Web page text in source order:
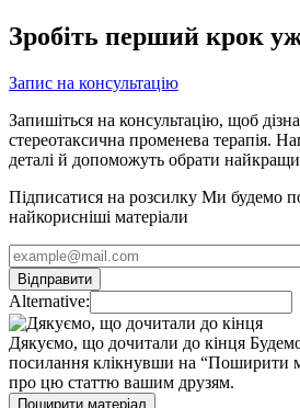
Зробіть перший крок
Запис на консультацію
Запишіться на консультацію, щоб
стереотаксична променева терапія.
деталі й допоможуть обрати
Підписатися на розсилку Ми будемо
найкорисніші матеріали
Alternative:
Дякуємо, що дочитали до кінця
посилання клікнувши на “Поширити
про цю статтю вашим друзям.
Поширити матеріал